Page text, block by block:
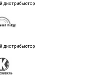
дистрибьютор
дистрибьютор